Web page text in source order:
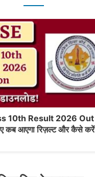
10th Result 2026 Out
कब आएगा रिज़ल्ट और कैसे करें